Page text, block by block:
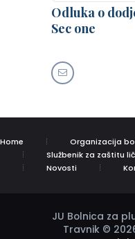
Odluka o
Sec one
Home Organizacija
Službenik za zaštitu
Novosti
JU Bolnica za
Travnik ©